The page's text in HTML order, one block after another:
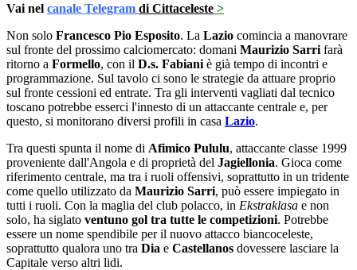
Vai nel canale Telegram di Cittaceleste >
Non solo Francesco Pio Esposito. La Lazio comincia a manovrare
sul fronte del prossimo calciomercato: domani Maurizio Sarri farà
ritorno a Formello, con il D.s. Fabiani è già tempo di incontri e
programmazione. Sul tavolo ci sono le strategie da attuare proprio
sul fronte cessioni ed entrate. Tra gli interventi vagliati dal tecnico
toscano potrebbe esserci l'innesto di un attaccante centrale e, per
questo, si monitorano diversi profili in casa Lazio.
Tra questi spunta il nome di Afimico Pululu, attaccante classe 1999
proveniente dall'Angola e di proprietà del Jagiellonia. Gioca come
riferimento centrale, ma tra i ruoli offensivi, soprattutto in un tridente
come quello utilizzato da Maurizio Sarri, può essere impiegato in
tutti i ruoli. Con la maglia del club polacco, in Ekstraklasa e non
solo, ha siglato ventuno gol tra tutte le competizioni. Potrebbe
essere un nome spendibile per il nuovo attacco biancoceleste,
soprattutto qualora uno tra Dia e Castellanos dovessere lasciare la
Capitale verso altri lidi.